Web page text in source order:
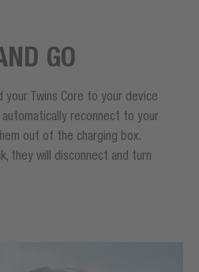
GO
your Twins Core to your device
reconnect to your
out of the charging box.
they will disconnect and turn